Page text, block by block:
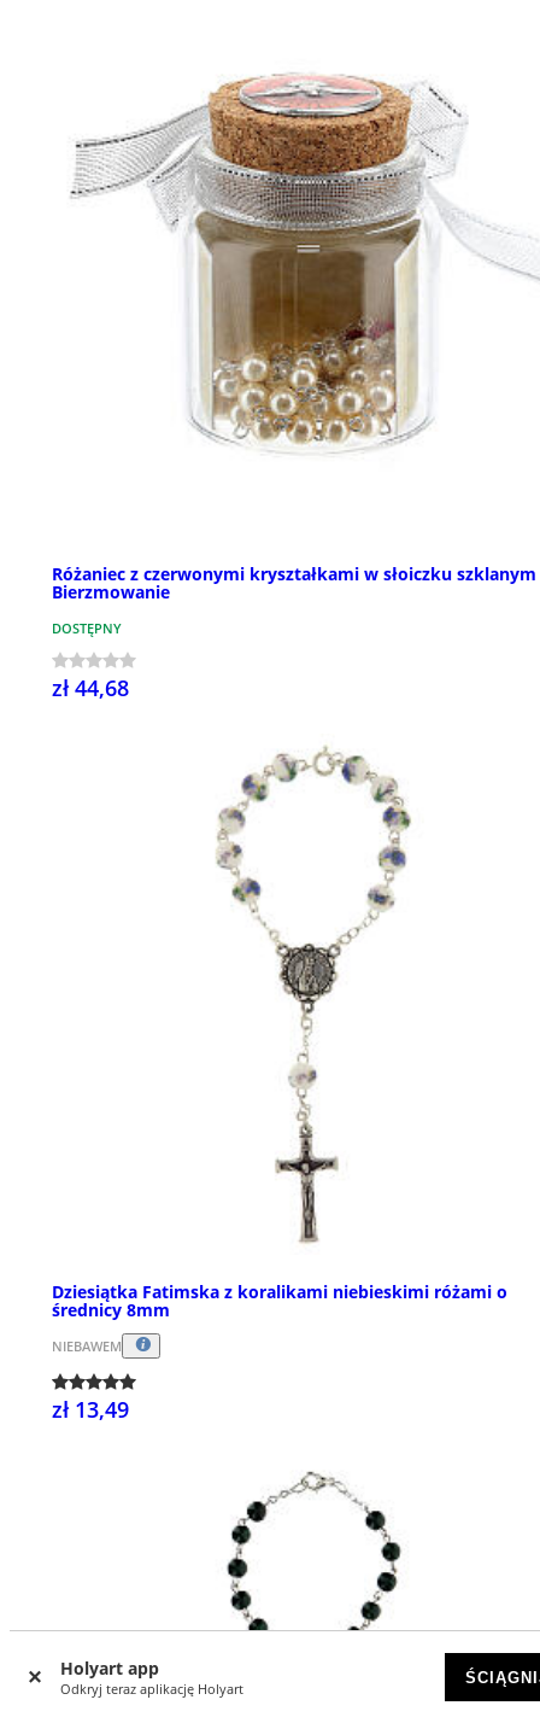
Holyart app
Odkryj teraz aplikację Holyart
Różaniec z czerwonymi kryształkami w słoiczku
Bierzmowanie
DOSTĘPNY
zł 44,68
Dziesiątka Fatimska z koralikami niebieskimi różami o
średnicy 8mm
NIEBAWEM
zł 13,49